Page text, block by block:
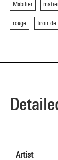
Mobilier
rouge tiroir de
Artist